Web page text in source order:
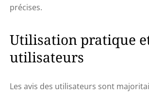
précises.
Utilisation pratique
utilisateurs
Les avis des utilisateurs sont